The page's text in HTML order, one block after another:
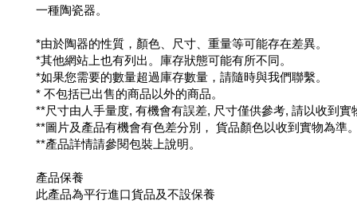
一種陶瓷器。
*由於陶器的性質，顏色、尺寸、重量等可能存在差異。
*其他網站上也有列出。庫存狀態可能有所不同。
*如果您需要的數量超過庫存數量，請隨時與我們聯繫。
* 不包括已出售的商品以外的商品。
**尺寸由人手量度, 有機會有誤差, 尺寸僅供參考, 請以收到實
**圖片及產品有機會有色差分別， 貨品顏色以收到實物為準。
**產品詳情請參閱包裝上說明。
產品保養
此產品為平行進口貨品及不設保養